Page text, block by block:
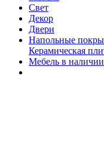
Свет
Декор
Двери
Напольные
Керамическая
Мебель в наличии